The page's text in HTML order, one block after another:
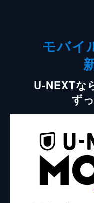
モバイ
U-NEXTな
ず